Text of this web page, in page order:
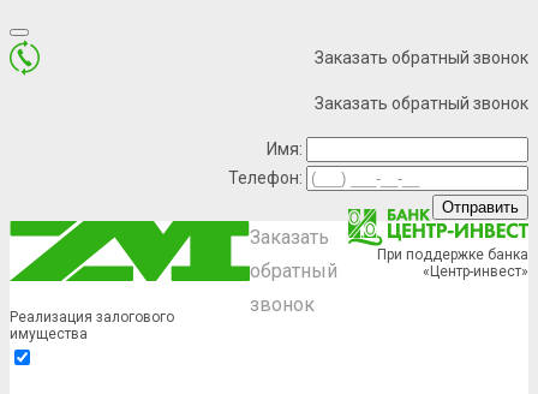
Заказать обратный звонок
Заказать обратный звонок
Имя:
Телефон:
Реализация залогового
имущества
Заказать
обратный
звонок
При поддержке банка
«Центр-инвест